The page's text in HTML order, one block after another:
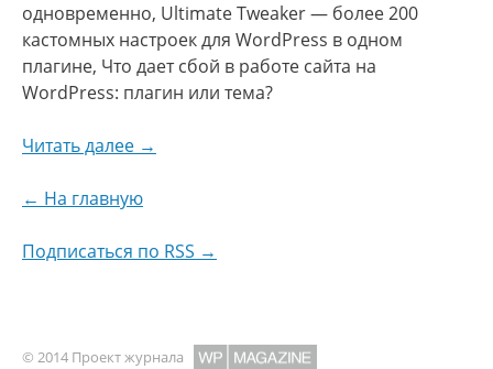
одновременно, Ultimate Tweaker — более 200
кастомных настроек для WordPress в одном
плагине, Что дает сбой в работе сайта на
WordPress: плагин или тема?
Читать далее →
← На главную
Подписаться по RSS →
© 2014 Проект журнала